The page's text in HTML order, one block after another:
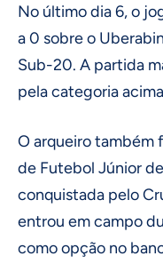
No último dia 6, o
a 0 sobre o
Sub-20. A partida
pela categoria
O arqueiro também
de Futebol Júnior
conquistada pelo
entrou em campo
como opção no